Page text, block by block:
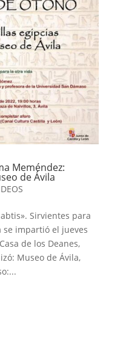
Meméndez:
de Ávila
Sirvientes para
se impartió el jueves
de los Deanes,
Museo de Ávila,